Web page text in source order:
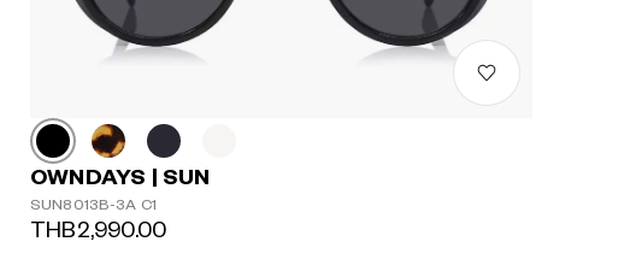
OWNDAYS | SUN
SUN8013B-3A C1
THB2,990.00